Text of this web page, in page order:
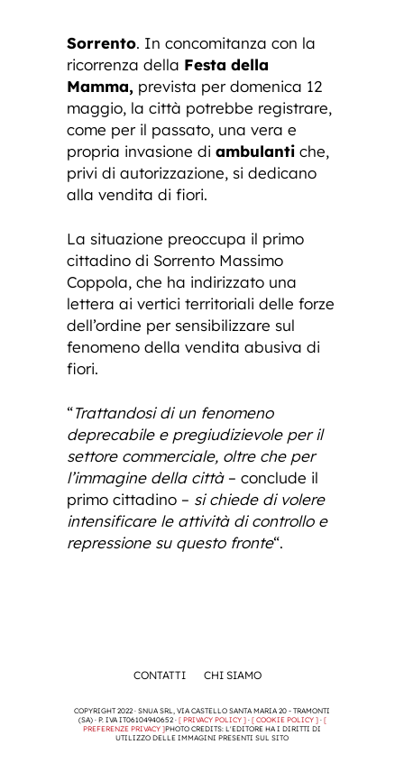
Sorrento. In concomitanza con la
ricorrenza della Festa della
Mamma, prevista per domenica 12
maggio, la città potrebbe registrare,
come per il passato, una vera e
propria invasione di ambulanti che,
privi di autorizzazione, si dedicano
alla vendita di fiori.
La situazione preoccupa il primo
cittadino di Sorrento Massimo
Coppola, che ha indirizzato una
lettera ai vertici territoriali delle forze
dell’ordine per sensibilizzare sul
fenomeno della vendita abusiva di
fiori.
“Trattandosi di un fenomeno
deprecabile e pregiudizievole per il
settore commerciale, oltre che per
l’immagine della città– conclude il
primo cittadino – si chiede di volere
intensificare le attività di controllo e
repressione su questo fronte“.
CONTATTI CHI SIAMO
COPYRIGHT 2022 · SNUA SRL, VIA CASTELLO SANTA MARIA 20 - TRAMONTI
(SA) · P. IVA IT06104940652 · [ PRIVACY POLICY ]· [ COOKIE POLICY ]· [
PREFERENZE PRIVACY ]PHOTO CREDITS: L'EDITORE HA I DIRITTI DI
UTILIZZO DELLE IMMAGINI PRESENTI SUL SITO